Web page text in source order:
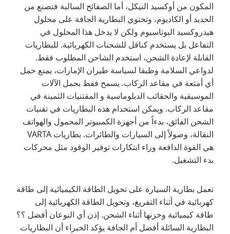
المكون من أوكسيد النيكل، أما الصفائح السالبة فتصنع من
الحديد أو الكاديوم، وتحتوي البطارية الجافة على محلول
هيدروكسيد البوتاسيوم ولكن لا يدخل هذا المحلول في
التفاعل بل يستخدم كناقل للشحنات الكهربائية. للبطاريات
القابلة لإعادة الشحن، استخدم الشاحن المطلوب فقط.
لدواعي السلامة وطبقا لسياسة طيران الإمارات، يمنع حمل
أي أمتعة في مقاعد الركاب. يسمح فقط بحمل الآلات
الموسيقية والحقائب الدبلوماسية و المقتنيات الثمينة في
مقاعد الركاب. ويمكن استخدام هذه البطاريات في تقنيات
الشحن الفائق، بدءاً من أجهزة الكمبيوتر المحمول والهواتف
النقالة، وصولاً إلى السيارات والطائرات. بطاريات VARTA
هي القوة الدافعة وراء ابتكارات توفير الوقود مثل محركات
بدء التشغيل.
تعمل بطارية السيارة على تحويل الطاقة الكيميائية إلى طاقة
كهربائية في أثناء التفريغ، وتحويل الطاقة الكهربائية إلى
طاقة كيميائية وخزنها أثناء الشحن. إذن أي النوعان أفضل ؟؟
البطارية السائلة أفضل أم الجافة يؤكد الخبراء أن البطاريات